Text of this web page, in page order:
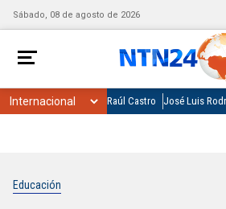
Sábado, 08 de agosto de 2026
Raúl Castro José Luis
Educación